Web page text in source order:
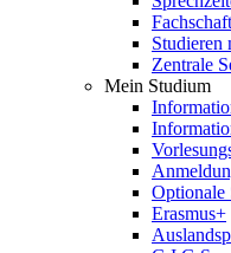
Studieren
Zentrale
Mein Studium
Optionale
Erasmus+